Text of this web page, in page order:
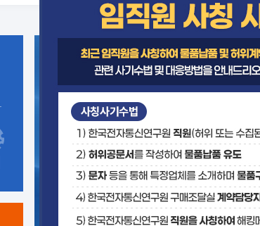
청렴포털 신고
수의계약 현황
부패징계 현황
감사결과공개